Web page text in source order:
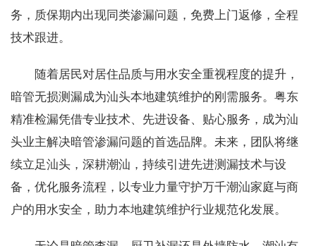
务，质保期内出现同类渗漏问题，免费上门返修，全程
技术跟进。
随着居民对居住品质与用水安全重视程度的提升，
暗管无损测漏成为汕头本地建筑维护的刚需服务。粤东
精准检漏凭借专业技术、先进设备、贴心服务，成为汕
头业主解决暗管渗漏问题的首选品牌。未来，团队将继
续立足汕头，深耕潮汕，持续引进先进测漏技术与设
备，优化服务流程，以专业力量守护万千潮汕家庭与商
户的用水安全，助力本地建筑维护行业规范化发展。